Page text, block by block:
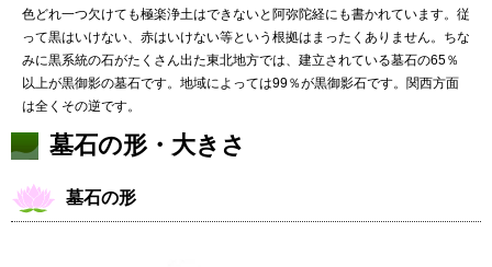
色どれ一つ欠けても極楽浄土はできないと阿弥陀経にも書かれています。従
って黒はいけない、赤はいけない等という根拠はまったくありません。ちな
みに黒系統の石がたくさん出た東北地方では、建立されている墓石の65％
以上が黒御影の墓石です。地域によっては99％が黒御影石です。関西方面
は全くその逆です。
墓石の形・大きさ
墓石の形